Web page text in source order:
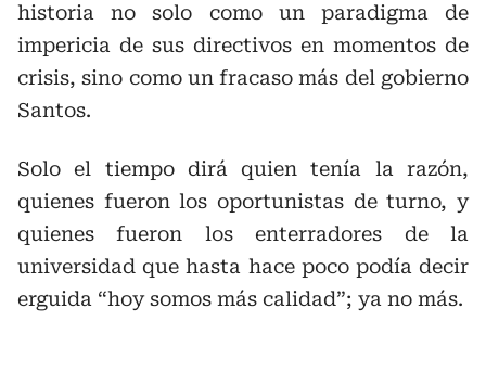
historia no solo como un paradigma de
impericia de sus directivos en momentos de
crisis, sino como un fracaso más del gobierno
Santos.
Solo el tiempo dirá quien tenía la razón,
quienes fueron los oportunistas de turno, y
quienes fueron los enterradores de la
universidad que hasta hace poco podía decir
erguida “hoy somos más calidad”; ya no más.